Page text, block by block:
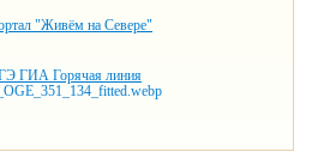
"Живём на Севере"
ГИА Горячая линия